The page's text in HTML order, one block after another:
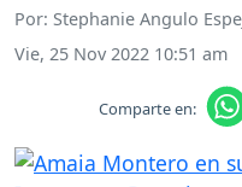
Por: Stephanie Angulo
Vie, 25 Nov 2022 10:51 am
Comparte en: